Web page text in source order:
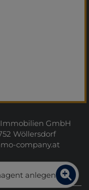
GmbH
Wöllersdorf
company.at
anlegen